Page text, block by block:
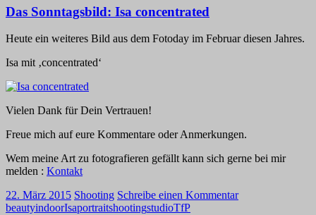
Das Sonntagsbild: Isa concentrated
Heute ein weiteres Bild aus dem Fotoday im Februar diesen Jahres.
Isa mit ‚concentrated‘
Vielen Dank für Dein Vertrauen!
Freue mich auf eure Kommentare oder Anmerkungen.
Wem meine Art zu fotografieren gefällt kann sich gerne bei mir
melden : Kontakt
22. März 2015 Shooting Schreibe einen Kommentar
beautyindoorIsaportraitshootingstudioTfP